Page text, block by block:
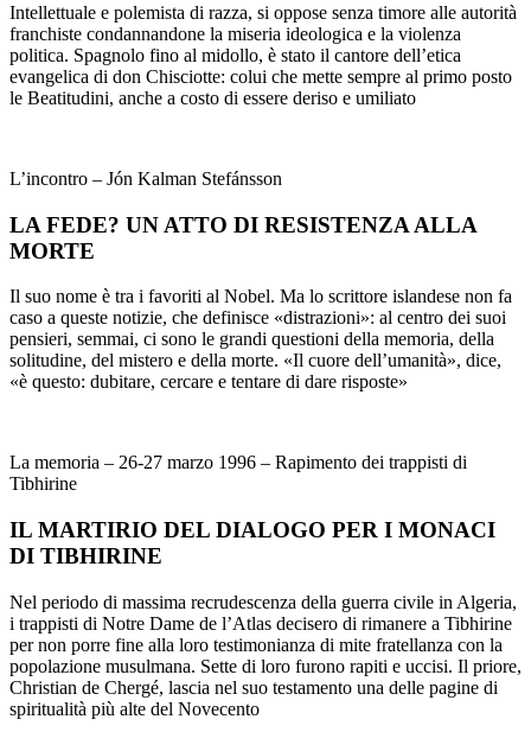
Intellettuale e polemista di razza, si oppose senza timore alle autorità
franchiste condannandone la miseria ideologica e la violenza
politica. Spagnolo fino al midollo, è stato il cantore dell’etica
evangelica di don Chisciotte: colui che mette sempre al primo posto
le Beatitudini, anche a costo di essere deriso e umiliato
L’incontro – Jón Kalman Stefánsson
LA FEDE? UN ATTO DI RESISTENZA ALLA
MORTE
Il suo nome è tra i favoriti al Nobel. Ma lo scrittore islandese non fa
caso a queste notizie, che definisce «distrazioni»: al centro dei suoi
pensieri, semmai, ci sono le grandi questioni della memoria, della
solitudine, del mistero e della morte. «Il cuore dell’umanità», dice,
«è questo: dubitare, cercare e tentare di dare risposte»
La memoria – 26-27 marzo 1996 – Rapimento dei trappisti di
Tibhirine
IL MARTIRIO DEL DIALOGO PER I MONACI
DI TIBHIRINE
Nel periodo di massima recrudescenza della guerra civile in Algeria,
i trappisti di Notre Dame de l’Atlas decisero di rimanere a Tibhirine
per non porre fine alla loro testimonianza di mite fratellanza con la
popolazione musulmana. Sette di loro furono rapiti e uccisi. Il priore,
Christian de Chergé, lascia nel suo testamento una delle pagine di
spiritualità più alte del Novecento